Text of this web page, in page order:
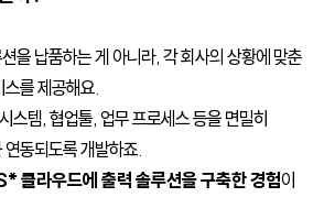
을 납품하는 게 아니라, 각 회사의 상황에 맞춘
를 제공해요.
스템, 협업툴, 업무 프로세스 등을 면밀히
동되도록 개발하죠.
클라우드에 출력 솔루션을 구축한 경험이